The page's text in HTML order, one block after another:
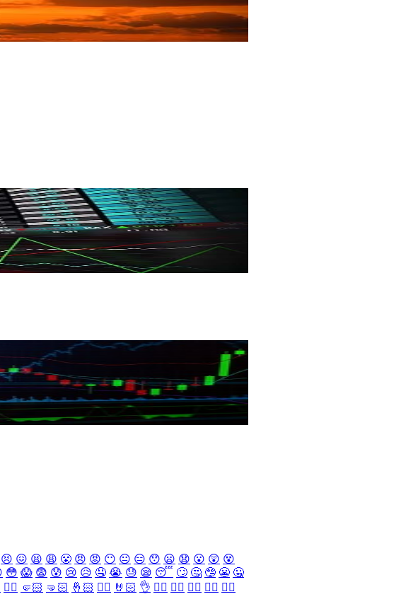
😣 😖 😫 😩 😤 😠 😡 😶 😐 😑 😯 😦 😧 😮 😲 😵
😳 😱 😨 😰 😢 😥 🤤 😭 😓 😪 😴 🙄 🤔 🤥 😬 🤐
✊🏻 🤛🏻 🤜🏻 🤞🏻 ✌🏻 🤘🏻 👌 👈🏻 👉🏻 👆🏻 👇🏻 ☝🏻